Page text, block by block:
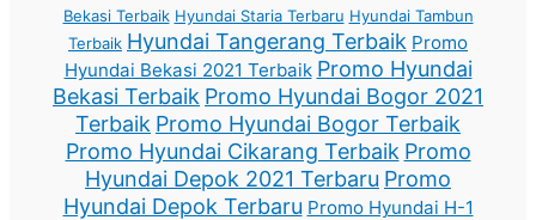
Bekasi Terbaik Hyundai Staria Terbaru Hyundai Tambun
Terbaik Hyundai Tangerang Terbaik Promo
Hyundai Bekasi 2021 Terbaik Promo Hyundai
Bekasi Terbaik Promo Hyundai Bogor 2021
Terbaik Promo Hyundai Bogor Terbaik
Promo Hyundai Cikarang Terbaik Promo
Hyundai Depok 2021 Terbaru Promo
Hyundai Depok Terbaru Promo Hyundai H-1